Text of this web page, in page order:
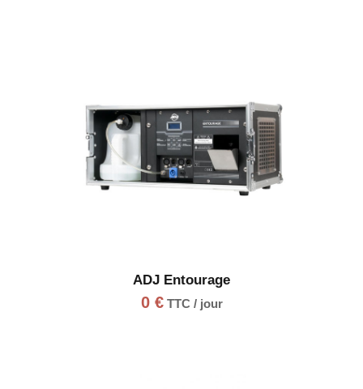
ADJ Entourage
0 €TTC / jour